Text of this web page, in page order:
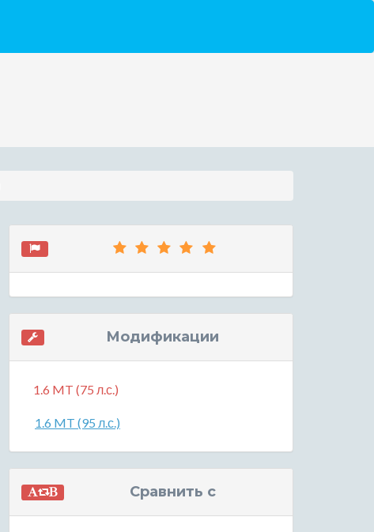
Модификации
1.6 MT (75 л.с.)
1.6 MT (95 л.с.)
Сравнить с